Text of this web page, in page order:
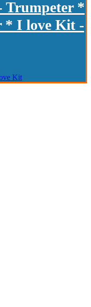
Trumpeter *
* I love Kit -
Kit